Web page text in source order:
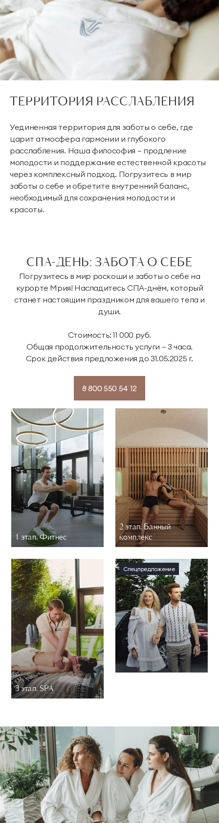
ТЕРРИТОРИЯ РАССЛАБЛЕНИЯ
Уединенная территория для заботы о себе, где
царит атмосфера гармонии и глубокого
расслабления. Наша философия — продление
молодости и поддержание естественной красоты
через комплексный подход. Погрузитесь в мир
заботы о себе и обретите внутренний баланс,
необходимый для сохранения молодости и
красоты.
СПА-ДЕНЬ: ЗАБОТА О СЕБЕ
Погрузитесь в мир роскоши и заботы о себе на
курорте Мрия! Насладитесь СПА-днём, который
станет настоящим праздником для вашего тела и
души.
Стоимость: 11 000 руб.
Общая продолжительность услуги – 3 часа.
Срок действия предложения до 31.05.2025 г.
8 800 550 54 12
1 этап. Фитнес
2 этап. Банный
комплекс
3 этап. SPA
Спецпредложение